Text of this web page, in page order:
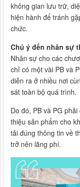
không gian lưu trữ,
hiện hành để tránh
chức.
Chú ý đến nhân sự
Nhân sự cho các
chỉ có một vài PB và
diễn ra ở nhiều nơi
sát toàn bộ quá trình.
Do đó, PB và PG
thiệu sản phẩm cho
tải đúng thông tin về
trở nên lãng phí.